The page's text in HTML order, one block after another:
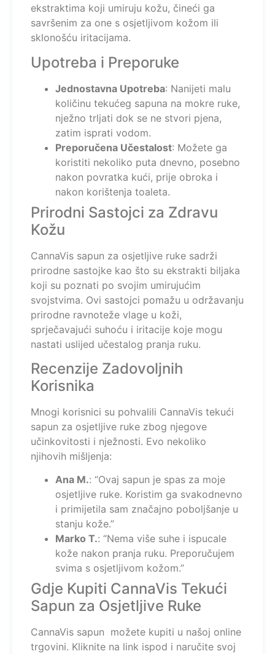
ekstraktima koji umiruju kožu, čineći ga
savršenim za one s osjetljivom kožom ili
sklonošću iritacijama.
Upotreba i Preporuke
Jednostavna Upotreba: Nanijeti malu
količinu tekućeg sapuna na mokre ruke,
nježno trljati dok se ne stvori pjena,
zatim isprati vodom.
Preporučena Učestalost: Možete ga
koristiti nekoliko puta dnevno, posebno
nakon povratka kući, prije obroka i
nakon korištenja toaleta.
Prirodni Sastojci za Zdravu
Kožu
CannaVis sapun za osjetljive ruke sadrži
prirodne sastojke kao što su ekstrakti biljaka
koji su poznati po svojim umirujućim
svojstvima. Ovi sastojci pomažu u održavanju
prirodne ravnoteže vlage u koži,
sprječavajući suhoću i iritacije koje mogu
nastati uslijed učestalog pranja ruku.
Recenzije Zadovoljnih
Korisnika
Mnogi korisnici su pohvalili CannaVis tekući
sapun za osjetljive ruke zbog njegove
učinkovitosti i nježnosti. Evo nekoliko
njihovih mišljenja:
Ana M.: “Ovaj sapun je spas za moje
osjetljive ruke. Koristim ga svakodnevno
i primijetila sam značajno poboljšanje u
stanju kože.”
Marko T.: “Nema više suhe i ispucale
kože nakon pranja ruku. Preporučujem
svima s osjetljivom kožom.”
Gdje Kupiti CannaVis Tekući
Sapun za Osjetljive Ruke
CannaVis sapun možete kupiti u našoj online
trgovini. Kliknite na link ispod i naručite svoj